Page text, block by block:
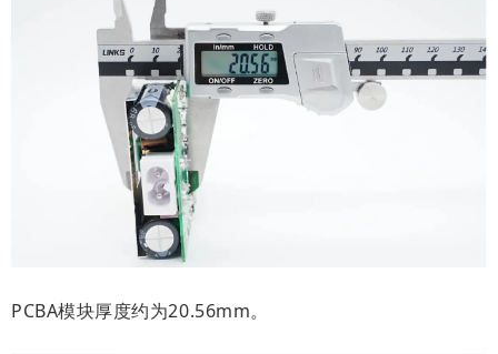
PCBA模块厚度约为20.56mm。